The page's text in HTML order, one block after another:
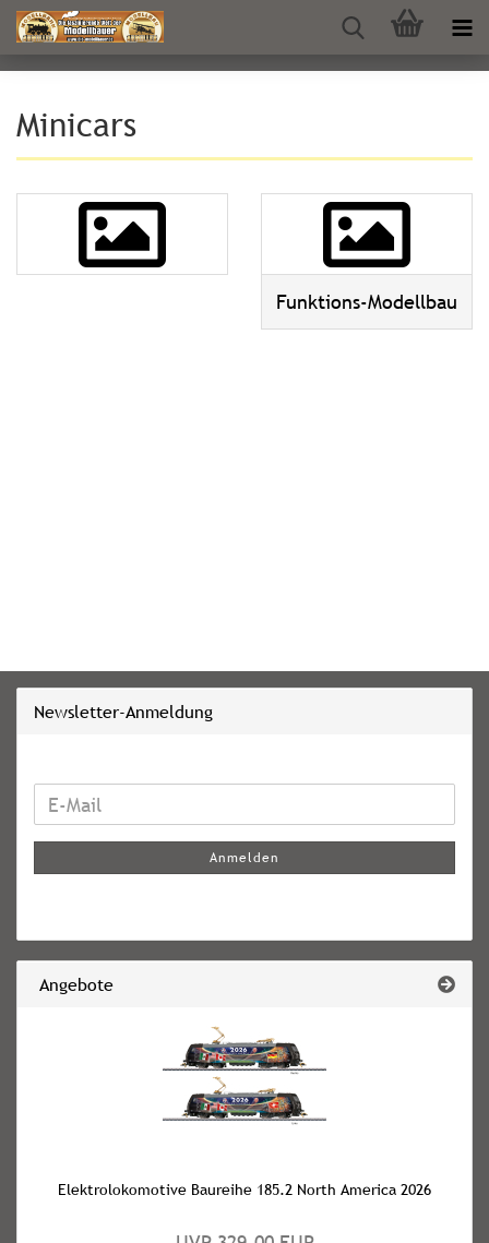
Minicars
Funktions-Modellbau
Newsletter-Anmeldung
WEITER
ZUR
ANMELDUNG
E-
Anmelden
Angebote
Elektrolokomotive Baureihe 185.2 North America 2026